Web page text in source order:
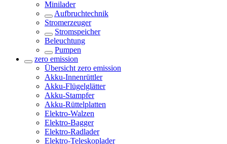
Minilader
Aufbruchtechnik
Stromerzeuger
Stromspeicher
Beleuchtung
Pumpen
zero emission
Übersicht zero emission
Akku-Innenrüttler
Akku-Flügelglätter
Akku-Stampfer
Akku-Rüttelplatten
Elektro-Walzen
Elektro-Bagger
Elektro-Radlader
Elektro-Teleskoplader